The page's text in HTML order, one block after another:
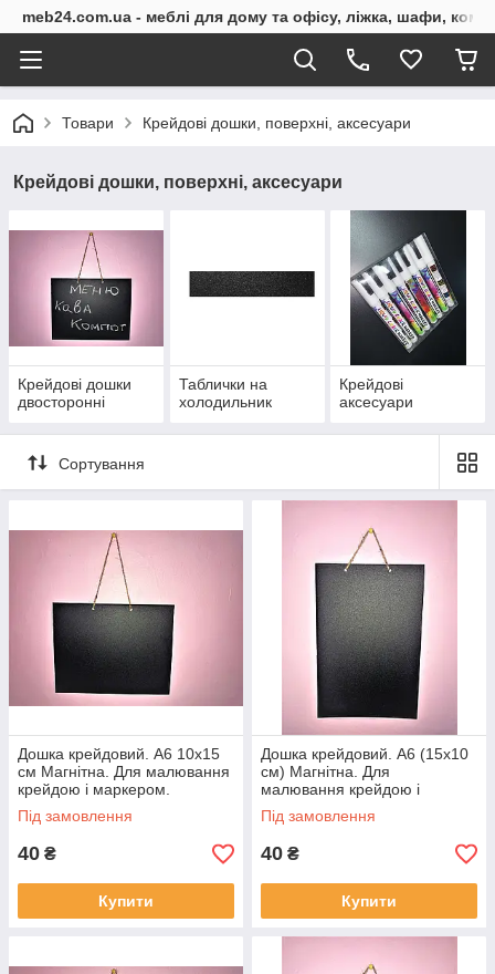
meb24.com.ua - меблі для дому та офісу, ліжка, шафи,
Товари Крейдові дошки, поверхні, аксесуари
Крейдові дошки, поверхні, аксесуари
Крейдові дошки
двосторонні
Таблички на
холодильник
Крейдові
аксесуари
Сортування
Дошка крейдовий. А6 10х15
см Магнітна. Для малювання
крейдою і маркером.
Горизонтальна. грифельна
Під замовлення
40 ₴
Купити
Дошка крейдовий. А6 (15х10
см) Магнітна. Для
малювання крейдою і
маркером. Вертикальна.
грифельна
Під замовлення
40 ₴
Купити